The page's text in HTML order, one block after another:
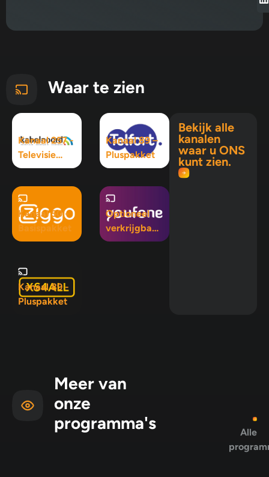
Waar te zien
Kanaal 257 -
Televisie
Maximaal
pakket
Kanaal 89 –
Pluspakket
Kanaal 50 -
Basispakket
Optioneel
verkrijgbaar
in Mix 5, Mix
Kanaal 89 -
Pluspakket
Bekijk alle
kanalen
waar u ONS
kunt zien.
Meer van
onze
programma's
Alle